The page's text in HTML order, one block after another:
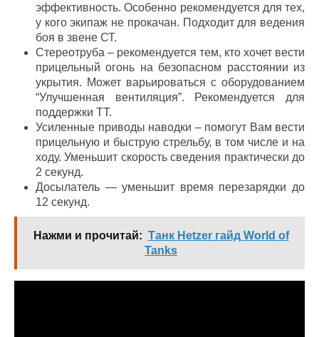
эффективность. Особенно рекомендуется для тех,
у кого экипаж не прокачан. Подходит для ведения
боя в звене СТ.
Стереотруба – рекомендуется тем, кто хочет вести
прицельный огонь на безопасном расстоянии из
укрытия. Может варьироваться с оборудованием
“Улучшенная вентиляция”. Рекомендуется для
поддержки ТТ.
Усиленные приводы наводки – помогут Вам вести
прицельную и быструю стрельбу, в том числе и на
ходу. Уменьшит скорость сведения практически до
2 секунд.
Досылатель — уменьшит время перезарядки до
12 секунд.
Нажми и прочитай: Танк Hetzer гайд World of
Tanks